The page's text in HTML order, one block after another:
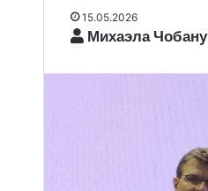
15.05.2026
Михаэла Чобану